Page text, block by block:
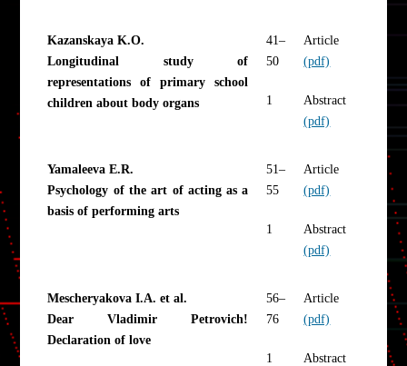
Kazanskaya K.O.
Longitudinal study of
representations of primary school
children about body organs
41–
50
1
Article
(pdf)
Abstract
(pdf)
Yamaleeva E.R.
Psychology of the art of acting as a
basis of performing arts
51–
55
1
Article
(pdf)
Abstract
(pdf)
Mescheryakova I.A. et al.
Dear Vladimir Petrovich!
Declaration of love
56–
76
1
Article
(pdf)
Abstract